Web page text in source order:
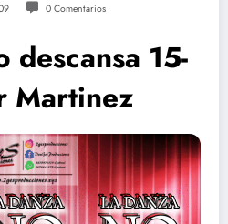
0 Comentarios
descansa 15-
Martinez